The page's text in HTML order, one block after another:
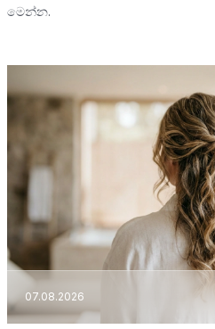
මෙන්න.
07.08.2026